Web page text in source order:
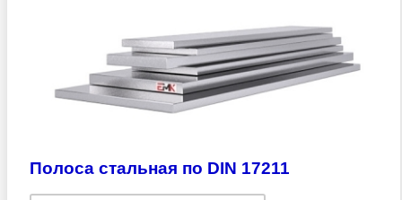
Полоса стальная по DIN 17211